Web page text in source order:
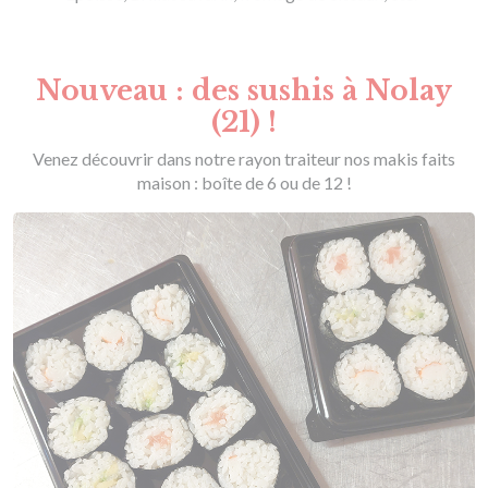
Nouveau : des sushis à Nolay
(21) !
Venez découvrir dans notre rayon traiteur nos makis faits
maison : boîte de 6 ou de 12 !